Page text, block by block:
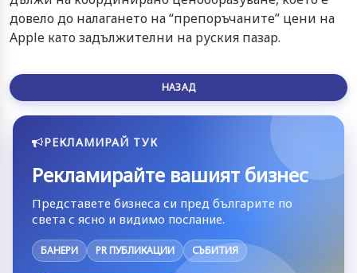
довело до налагането на “препоръчаните” цени на
Apple като задължителни на руския пазар.
НАЗАД
РЕКЛАМИРАЙ ТУК
Рекламирайте вашият бизнес
Представете бизнеса си пред българите по
света с ясно и видимо послание.
БАНЕРИ PR ПУБЛИКАЦИИ СЪБИТИЯ